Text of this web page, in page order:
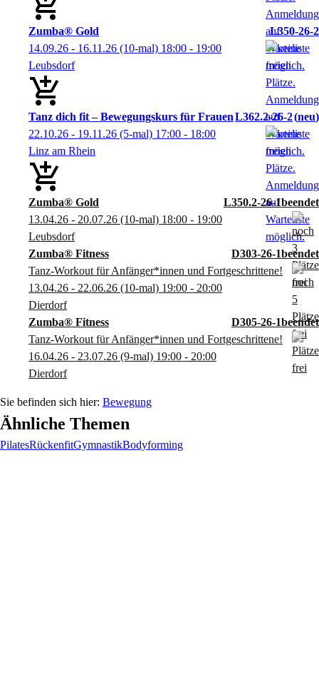
Zumba® Gold
L350.2-26-1
13.04.26 - 20.07.26 (10-mal) 18:00 - 19:00
Leubsdorf
Zumba® Fitness
D303-26-1
Tanz-Workout für Anfänger*innen und Fortgeschrittene!
13.04.26 - 22.06.26 (10-mal) 19:00 - 20:00
Dierdorf
Zumba® Fitness
D305-26-1
Tanz-Workout für Anfänger*innen und Fortgeschrittene!
16.04.26 - 23.07.26 (9-mal) 19:00 - 20:00
Dierdorf
Zumba® Gold
L350-26-2
14.09.26 - 16.11.26 (10-mal) 18:00 - 19:00
Leubsdorf
Tanz dich fit – Bewegungskurs für FrauenL362.2-26-2 neu
22.10.26 - 19.11.26 (5-mal) 17:00 - 18:00
Linz am Rhein
Bewegung
Ähnliche Themen
PilatesRückenfitGymnastikBodyforming